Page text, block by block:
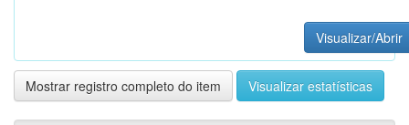
Visualizar/Abrir
Mostrar registro completo do item Visualizar estatísticas